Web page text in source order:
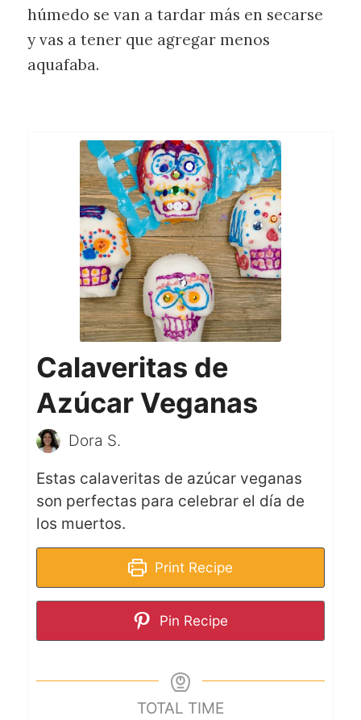
húmedo se van a tardar más en secarse
y vas a tener que agregar menos
aquafaba.
Calaveritas de
Azúcar Veganas
Dora S.
Estas calaveritas de azúcar veganas
son perfectas para celebrar el día de
los muertos.
Print Recipe
Pin Recipe
TOTAL TIME